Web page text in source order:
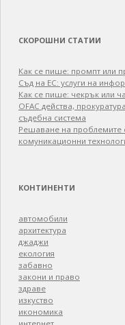
СКОРОШНИ СТАТИИ
Как се пише: промпт или
Съд на ЕС: услуги на
Как се пише: чекрък или
OFAC действа,
съдебна система
Решаване на проблемите
комуникационни
КОНТИНЕНТИ
автомобили
архитектура
джаджи
екология
забавно
закони и право
здраве
изкуство
икономика